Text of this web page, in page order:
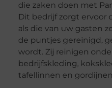
die zaken doen met
Dit bedrijf zorgt ervoor
als die van uw gasten
de puntjes gereinigd,
wordt. Zij reinigen
bedrijfskleding,
tafellinnen en